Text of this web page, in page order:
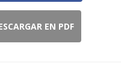
EN PDF